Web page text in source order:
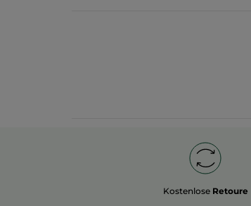
Kostenlose Retoure